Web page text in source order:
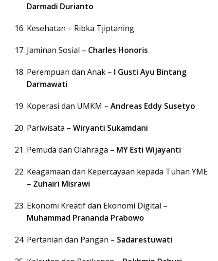
Darmadi Durianto
Kesehatan – Ribka Tjiptaning
Jaminan Sosial – Charles Honoris
Perempuan dan Anak – I Gusti Ayu Bintang
Darmawati
Koperasi dan UMKM – Andreas Eddy Susetyo
Pariwisata – Wiryanti Sukamdani
Pemuda dan Olahraga – MY Esti Wijayanti
Keagamaan dan Kepercayaan kepada Tuhan YME
– Zuhairi Misrawi
Ekonomi Kreatif dan Ekonomi Digital –
Muhammad Prananda Prabowo
Pertanian dan Pangan – Sadarestuwati